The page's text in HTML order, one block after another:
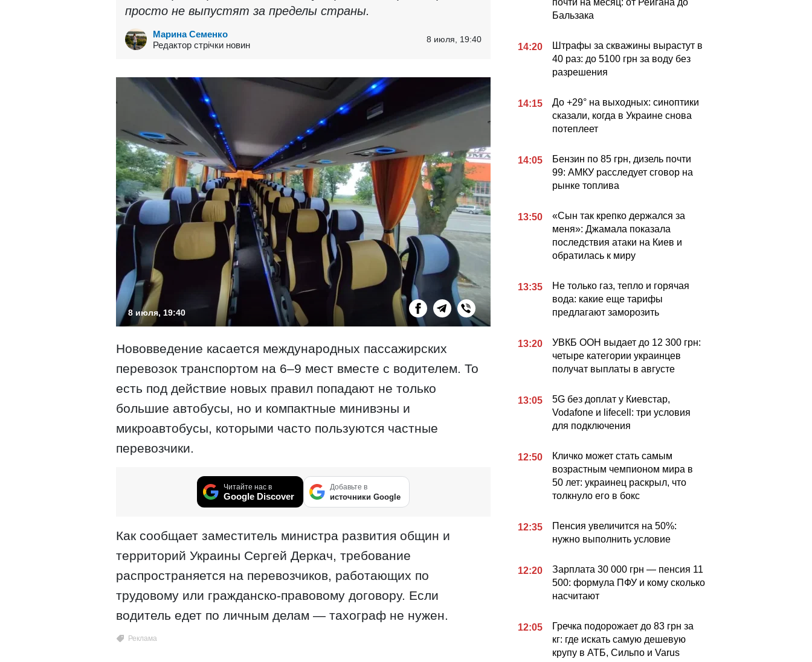
просто не выпустят за пределы страны.
Марина Семенко
Редактор стрічки новин
8 июля, 19:40
8 июля, 19:40
Нововведение касается международных пассажирских
перевозок транспортом на 6–9 мест вместе с водителем. То
есть под действие новых правил попадают не только
большие автобусы, но и компактные минивэны и
микроавтобусы, которыми часто пользуются частные
перевозчики.
Читайте нас в
Google Discover
Добавьте в
источники Google
Как сообщает заместитель министра развития общин и
территорий Украины Сергей Деркач, требование
распространяется на перевозчиков, работающих по
трудовому или гражданско-правовому договору. Если
водитель едет по личным делам — тахограф не нужен.
почти на месяц: от Рейгана до
Бальзака
14:20
Штрафы за скважины вырастут в
40 раз: до 5100 грн за воду без
разрешения
14:15
До +29° на выходных: синоптики
сказали, когда в Украине снова
потеплеет
14:05
Бензин по 85 грн, дизель почти
99: АМКУ расследует сговор на
рынке топлива
13:50
«Сын так крепко держался за
меня»: Джамала показала
последствия атаки на Киев и
обратилась к миру
13:35
Не только газ, тепло и горячая
вода: какие еще тарифы
предлагают заморозить
13:20
УВКБ ООН выдает до 12 300 грн:
четыре категории украинцев
получат выплаты в августе
13:05
5G без доплат у Киевстар,
Vodafone и lifecell: три условия
для подключения
12:50
Кличко может стать самым
возрастным чемпионом мира в
50 лет: украинец раскрыл, что
толкнуло его в бокс
12:35
Пенсия увеличится на 50%:
нужно выполнить условие
12:20
Зарплата 30 000 грн — пенсия 11
500: формула ПФУ и кому сколько
насчитают
12:05
Гречка подорожает до 83 грн за
кг: где искать самую дешевую
крупу в АТБ, Сильпо и Varus